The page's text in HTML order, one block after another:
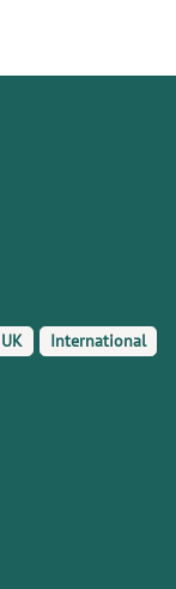
UK International